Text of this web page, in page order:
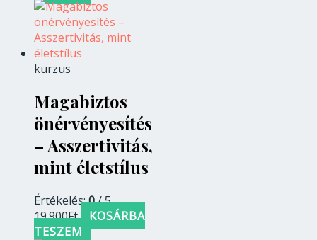
kurzus
Magabiztos
önérvényesítés
– Asszertivitás,
mint életstílus
Értékelés:0/ 5
19.900Ft
KOSÁRBA
TESZEM